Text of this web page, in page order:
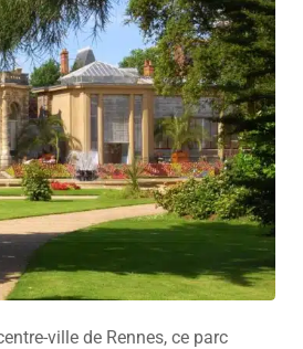
ville de Rennes, ce parc